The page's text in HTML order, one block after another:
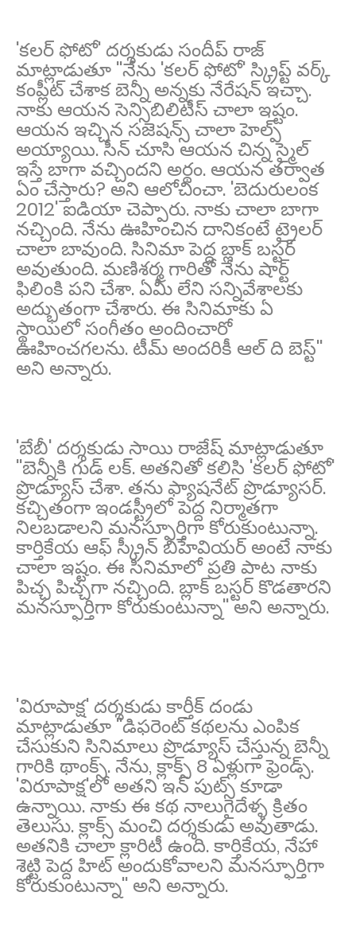
'కలర్ ఫోటో' దర్శకుడు సందీప్ రాజ్
మాట్లాడుతూ ''నేను 'కలర్ ఫోటో' స్క్రిప్ట్ వర్క్
కంప్లీట్ చేశాక బెన్నీ అన్నకు నేరేషన్ ఇచ్చా.
నాకు ఆయన సెన్సిబిలిటీస్ చాలా ఇష్టం.
ఆయన ఇచ్చిన సజెషన్స్ చాలా హెల్ప్
అయ్యాయి. సీన్ చూసి ఆయన చిన్న స్మైల్
ఇస్తే బాగా వచ్చిందని అర్థం. ఆయన తర్వాత
ఏం చేస్తారు? అని ఆలోచించా. 'బెదురులంక
2012' ఐడియా చెప్పారు. నాకు చాలా బాగా
నచ్చింది. నేను ఊహించిన దానికంటే ట్రైలర్
చాలా బావుంది. సినిమా పెద్ద బ్లాక్ బస్టర్
అవుతుంది. మణిశర్మ గారితో నేను షార్ట్
ఫిలింకి పని చేశా. ఏమీ లేని సన్నివేశాలకు
అద్భుతంగా చేశారు. ఈ సినిమాకు ఏ
స్థాయిలో సంగీతం అందించారో
ఊహించగలను. టీమ్ అందరికీ ఆల్ ది బెస్ట్''
అని అన్నారు.
'బేబీ' దర్శకుడు సాయి రాజేష్ మాట్లాడుతూ
''బెన్నీకి గుడ్ లక్. అతనితో కలిసి 'కలర్ ఫోటో'
ప్రొడ్యూస్ చేశా. తను ఫ్యాషనేట్ ప్రొడ్యూసర్.
కచ్చితంగా ఇండస్ట్రీలో పెద్ద నిర్మాతగా
నిలబడాలని మనస్ఫూర్తిగా కోరుకుంటున్నా.
కార్తికేయ ఆఫ్ స్క్రీన్ బిహేవియర్ అంటే నాకు
చాలా ఇష్టం. ఈ సినిమాలో ప్రతి పాట నాకు
పిచ్చ పిచ్చగా నచ్చింది. బ్లాక్ బస్టర్ కొడతారని
మనస్ఫూర్తిగా కోరుకుంటున్నా'' అని అన్నారు.
'విరూపాక్ష' దర్శకుడు కార్తీక్ దండు
మాట్లాడుతూ ''డిఫరెంట్ కథలను ఎంపిక
చేసుకుని సినిమాలు ప్రొడ్యూస్ చేస్తున్న బెన్నీ
గారికి థాంక్స్. నేను, క్లాక్స్ 8 ఏళ్లుగా ఫ్రెండ్స్.
'విరూపాక్ష'లో అతని ఇన్ పుట్స్ కూడా
ఉన్నాయి. నాకు ఈ కథ నాలుగైదేళ్ళ క్రితం
తెలుసు. క్లాక్స్ మంచి దర్శకుడు అవుతాడు.
అతనికి చాలా క్లారిటీ ఉంది. కార్తికేయ, నేహా
శెట్టి పెద్ద హిట్ అందుకోవాలని మనస్ఫూర్తిగా
కోరుకుంటున్నా'' అని అన్నారు.